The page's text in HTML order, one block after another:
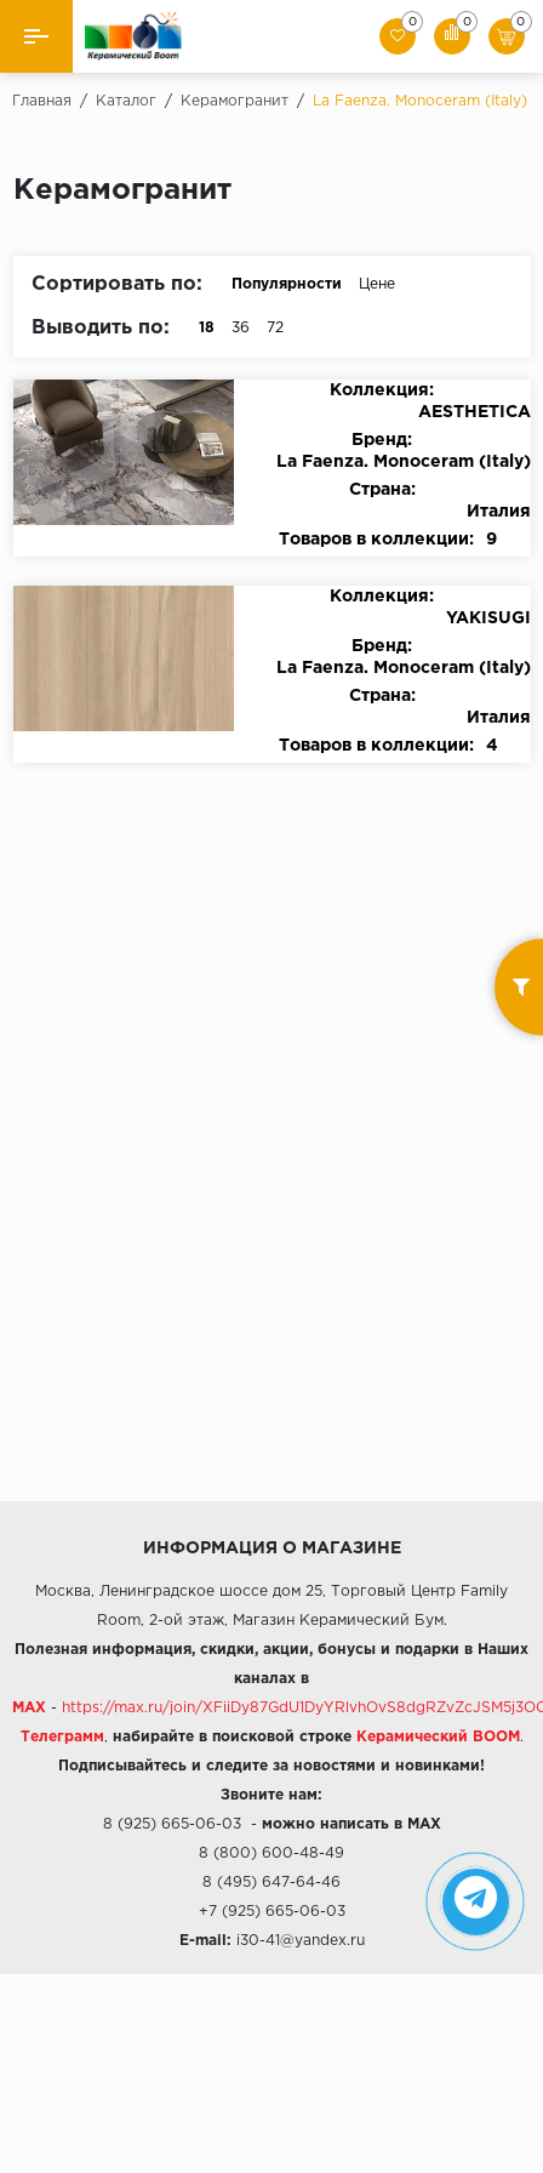
Назад
Керамическая плитка
Клинкер
0 0 0
Главная / Каталог / Керамогранит / La Faenza. Monoceram (Italy)
Керамогранит
Сортировать по: Популярности Цене
Выводить по: 18 36 72
Коллекция:
AESTHETICA
Бренд:
La Faenza. Monoceram (Italy)
Страна:
Италия
Товаров в коллекции:
9
Коллекция:
YAKISUGI
Бренд:
La Faenza. Monoceram (Italy)
Страна:
Италия
Товаров в коллекции:
4
ИНФОРМАЦИЯ О МАГАЗИНЕ
Москва, Ленинградское шоссе дом 25, Торговый Центр Family
Room, 2-ой этаж, Магазин Керамический Бум.
Полезная информация, скидки, акции, бонусы и подарки в Наших
каналах в
MAX - https://max.ru/join/
Телеграмм набирайте в поисковой строке Керамический BOOM .
Подписывайтесь и следите за новостями и новинками!
Звоните нам:
8 (925) 665-06-03- можно написать в MAX
8 (800) 600-48-49
8 (495) 647-64-46
+7 (925) 665-06-03
E-mail: i30-41@yandex.ru